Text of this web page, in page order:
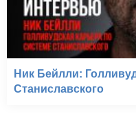
Ник Бейлли:
Станиславского